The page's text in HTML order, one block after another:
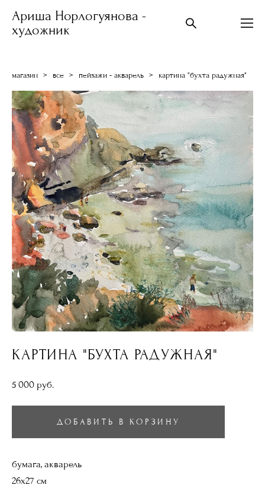
Ариша Норлогуянова -
художник
магазин > все > пейзажи - акварель > картина "бухта радужная"
КАРТИНА "БУХТА РАДУЖНАЯ"
5 000 pуб.
ДОБАВИТЬ В КОРЗИНУ
бумага, акварель
26х27 см